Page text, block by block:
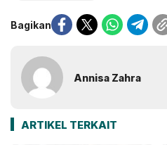
Bagikan
Annisa Zahra
ARTIKEL TERKAIT